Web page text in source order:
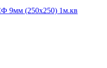
9мм (250х250) 1м.кв